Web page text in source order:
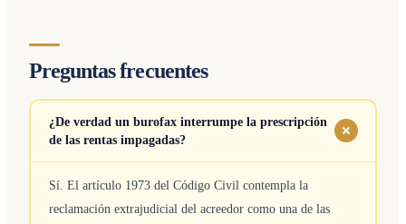
Preguntas frecuentes
¿De verdad un burofax interrumpe la prescripción
de las rentas impagadas?
Sí. El artículo 1973 del Código Civil contempla la
reclamación extrajudicial del acreedor como una de las